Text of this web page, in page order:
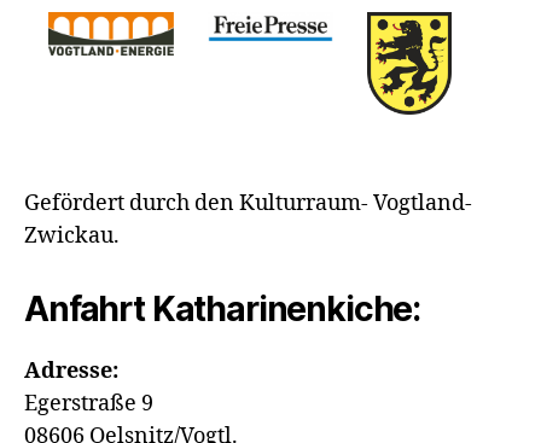
Gefördert durch den Kulturraum- Vogtland-
Zwickau.
Anfahrt Katharinenkiche:
Adresse:
Egerstraße 9
08606 Oelsnitz/Vogtl.